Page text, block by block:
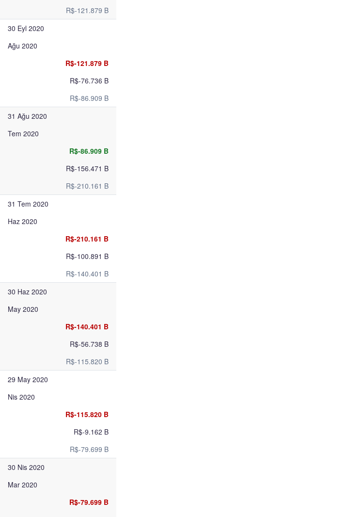
R$-121.879 B
30 Eyl 2020
Ağu 2020
R$-121.879 B
R$-76.736 B
R$-86.909 B
31 Ağu 2020
Tem 2020
R$-86.909 B
R$-156.471 B
R$-210.161 B
31 Tem 2020
Haz 2020
R$-210.161 B
R$-100.891 B
R$-140.401 B
30 Haz 2020
May 2020
R$-140.401 B
R$-56.738 B
R$-115.820 B
29 May 2020
Nis 2020
R$-115.820 B
R$-9.162 B
R$-79.699 B
30 Nis 2020
Mar 2020
R$-79.699 B